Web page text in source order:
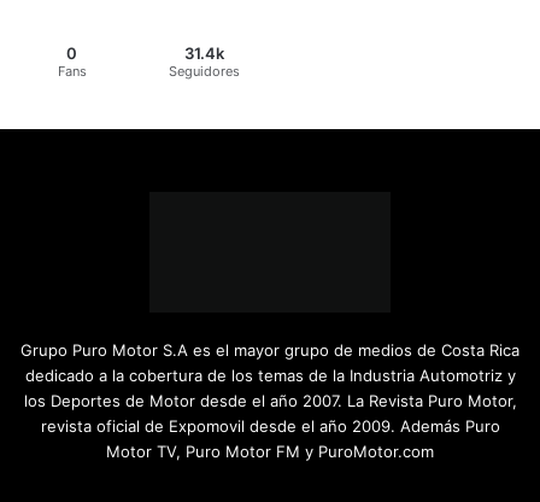
0
Fans
31.4k
Seguidores
Grupo Puro Motor S.A es el mayor grupo de medios de Costa Rica
dedicado a la cobertura de los temas de la Industria Automotriz y
los Deportes de Motor desde el año 2007. La Revista Puro Motor,
revista oficial de Expomovil desde el año 2009. Además Puro
Motor TV, Puro Motor FM y PuroMotor.com